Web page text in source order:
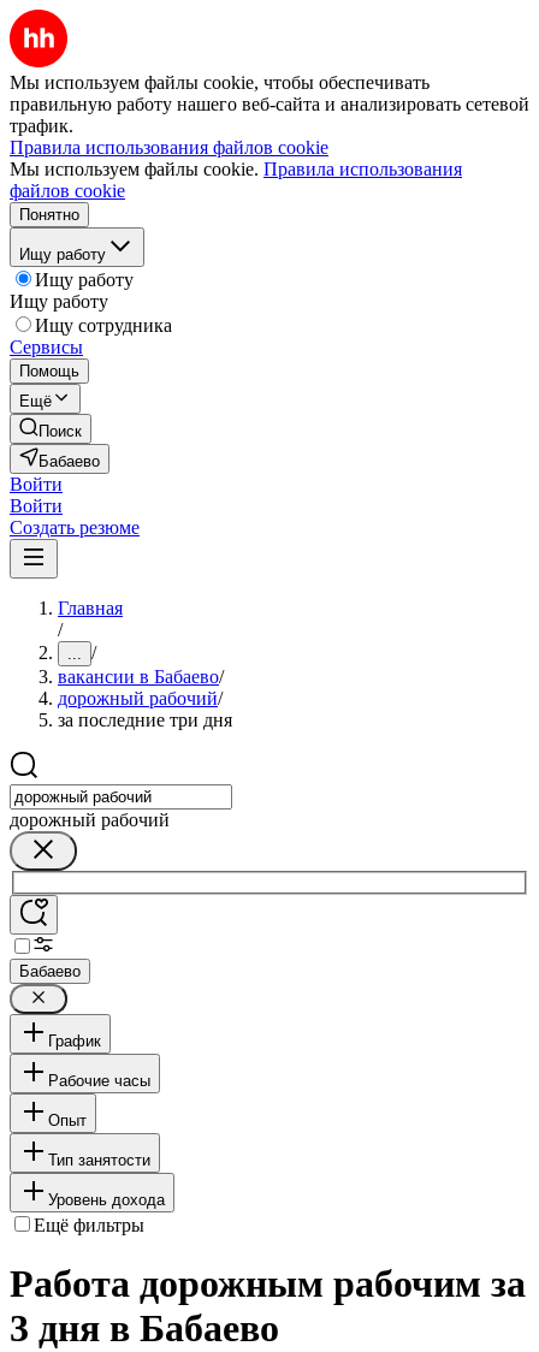
Мы используем файлы cookie, чтобы обеспечивать
правильную работу нашего веб-сайта и анализировать сетевой
трафик.
Правила использования файлов cookie
Мы используем файлы cookie. Правила использования
файлов cookie
Понятно
Ищу работу
Ищу работу
Ищу работу
Ищу сотрудника
Сервисы
Помощь
Ещё
Поиск
Бабаево
Войти
Войти
Создать резюме
Главная
/
... /
вакансии в Бабаево/
дорожный рабочий/
за последние три дня
дорожный рабочий
Бабаево
График
Рабочие часы
Опыт
Тип занятости
Уровень дохода
Ещё фильтры
Работа дорожным рабочим за
3 дня в Бабаево